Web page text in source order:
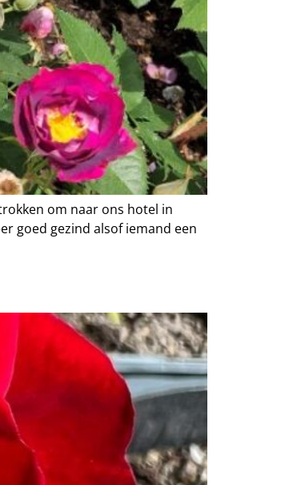
om naar ons hotel in
goed gezind alsof iemand een